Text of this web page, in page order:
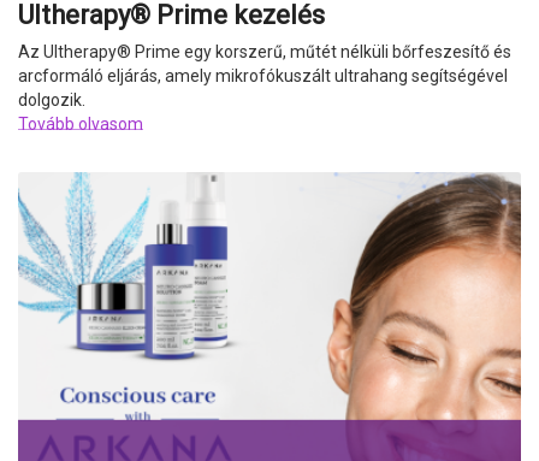
Ultherapy® Prime kezelés
Az Ultherapy® Prime egy korszerű, műtét nélküli bőrfeszesítő és
arcformáló eljárás, amely mikrofókuszált ultrahang segítségével
dolgozik.
Tovább olvasom